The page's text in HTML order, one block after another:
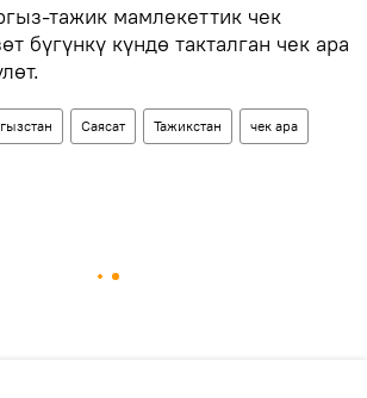
тажик мамлекеттик чек
бүгүнкү күндө такталган чек ара
Саясат Тажикстан чек ара